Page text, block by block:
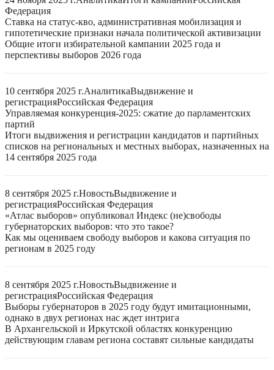
Федерация
Ставка на статус-кво, административная мобилизация и
гипотетические признаки начала политической активизации
Общие итоги избирательной кампании 2025 года и
перспективы выборов 2026 года
10 сентября 2025 г.АналитикаВыдвижение и
регистрацияРоссийская Федерация
Управляемая конкуренция-2025: сжатие до парламентских
партий
Итоги выдвижения и регистрации кандидатов и партийных
списков на региональных и местных выборах, назначенных на
14 сентября 2025 года
8 сентября 2025 г.НовостьВыдвижение и
регистрацияРоссийская Федерация
«Атлас выборов» опубликовал Индекс (не)свободы
губернаторских выборов: что это такое?
Как мы оцениваем свободу выборов и какова ситуация по
регионам в 2025 году
8 сентября 2025 г.НовостьВыдвижение и
регистрацияРоссийская Федерация
Выборы губернаторов в 2025 году будут имитационными,
однако в двух регионах нас ждет интрига
В Архангельской и Иркутской областях конкуренцию
действующим главам региона составят сильные кандидаты